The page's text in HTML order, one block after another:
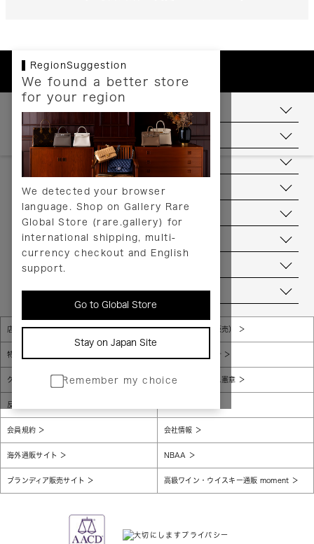
RegionSuggestion
We found a better store
for your region
We detected your browser
language. Shop on Gallery Rare
Global Store (rare.gallery) for
international shipping, multi-
currency checkout and English
support.
Go to Global Store
Stay on Japan Site
Remember my choice
お支払いについて
配送について
送料について
返品について
ヘルプ
お問い合わせ
当店について
店舗一覧 販売規約（店頭販売）
特定商取引法に基づく表示 個人情報保護方針
グローバルプライバシーポリシー コンプライアンス憲章
反社会的勢力に対する基本方針
会員規約 会社情報
海外通販サイト NBAA
ブランディア販売サイト 高級ワイン・ウイスキー通販 moment